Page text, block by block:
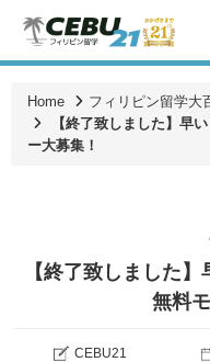
Home フィリピン留学大
【終了致しました】早
ー大募集！
【終了致しました
無料
CEBU21